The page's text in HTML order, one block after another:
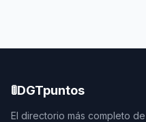
🚦DGTpuntos
El directorio más completo